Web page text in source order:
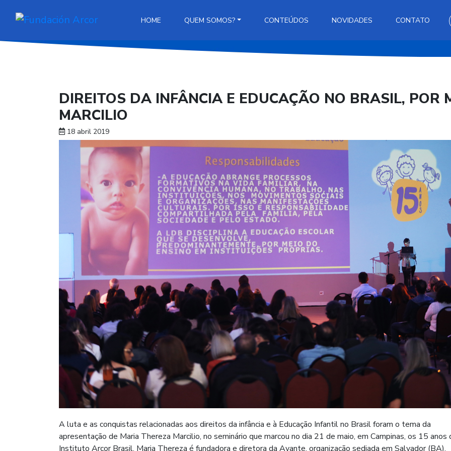
HOME QUEM SOMOS? CONTEÚDOS NOVIDADES CONTATO
DIREITOS DA INFÂNCIA E EDUCAÇÃO NO BRASIL, POR
MARCILIO
18 abril 2019
A luta e as conquistas relacionadas aos direitos da infância e à Educação Infantil no Brasil foram o tema da
apresentação de Maria Thereza Marcilio, no seminário que marcou no dia 21 de maio, em Campinas, os 15 anos
Instituto Arcor Brasil. Maria Thereza é fundadora e diretora da Avante, organização sediada em Salvador (BA).